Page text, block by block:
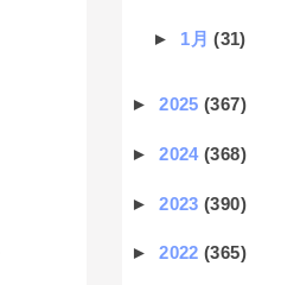
► 1月(31)
►2025(367)
►2024(368)
►2023(390)
►2022(365)